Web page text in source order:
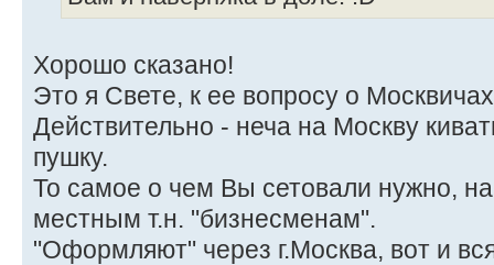
Хорошо сказано!
Это я Свете, к ее вопросу о
Действительно - неча на Москву
пушку.
То самое о чем Вы сетовали нужно,
местным т.н. "бизнесменам".
"Оформляют" через г.Москва, вот и